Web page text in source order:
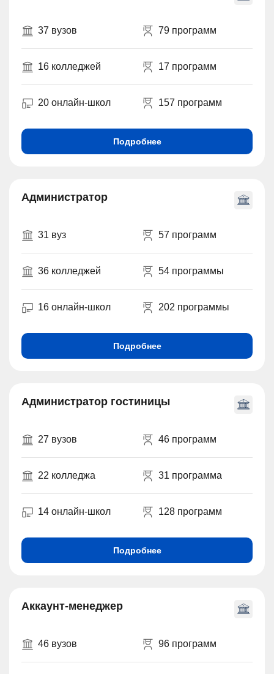
37 вузов 79 программ
16 колледжей 17 программ
20 онлайн-школ 157 программ
Подробнее
Администратор
31 вуз 57 программ
36 колледжей 54 программы
16 онлайн-школ 202 программы
Подробнее
Администратор гостиницы
27 вузов 46 программ
22 колледжа 31 программа
14 онлайн-школ 128 программ
Подробнее
Аккаунт-менеджер
46 вузов 96 программ